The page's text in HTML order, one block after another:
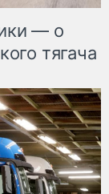
— о
тягача